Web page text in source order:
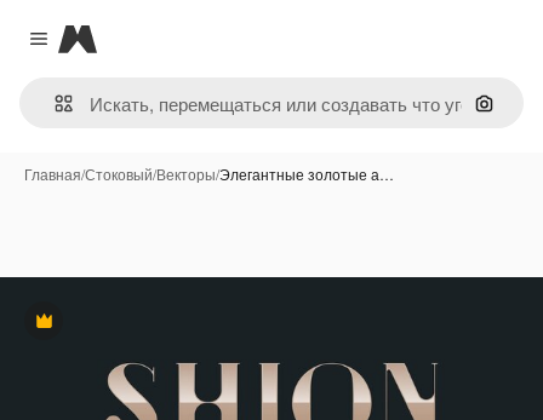
Close menu
Magnific
Поиск
Главная/Стоковый/Векторы/Элегантные золотые а…
Премиум